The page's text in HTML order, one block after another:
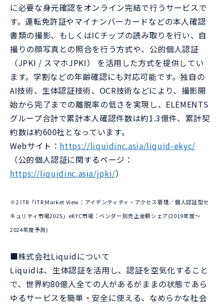
に必要な身元確認をオンライン完結で行うサービスで
す。運転免許証やマイナンバーカードなどの本人確認
書類の撮影、もしくはICチップの読み取りを行い、自
撮りの顔写真との照合を行う方式や、公的個人認証
（JPKI / スマホJPKI） を活用した方式を提供してい
ます。学割などの年齢確認にも対応可能です。独自の
AI技術、生体認証技術、OCR技術などにより、撮影開
始から完了までの離脱率の低さを実現し、ELEMENTS
グループ合計で累計本人確認件数は約1.3億件、累計契
約数は約600社となっています。
Webサイト： https://liquidinc.asia/liquid-ekyc/
（公的個人認証に関するページ：
https://liquidinc.asia/jpki/）
※2 ITR「ITR Market View：アイデンティティ・アクセス管理／個人認証型セ
キュリティ市場2025」eKYC市場：ベンダー別売上金額シェア(2019年度～
2024年度予測)
■株式会社Liquidについて
Liquidは、生体認証を活用し、認証を空気化すること
で、世界約80億人全ての人があるがままの状態であら
ゆるサービスを簡単・安全に使える、なめらかな社会